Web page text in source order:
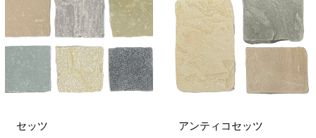
セッツ アンティコセッツ